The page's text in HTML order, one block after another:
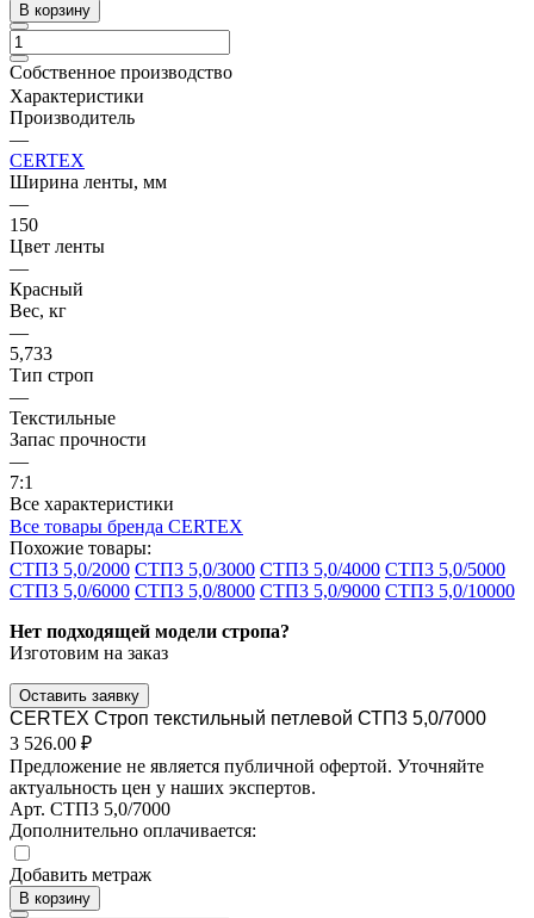
В корзину
Собственное производство
Характеристики
Производитель
—
CERTEX
Ширина ленты, мм
—
150
Цвет ленты
—
Красный
Вес, кг
—
5,733
Тип строп
—
Текстильные
Запас прочности
—
7:1
Все характеристики
Все товары бренда CERTEX
Похожие товары:
СТП3 5,0/2000 СТП3 5,0/3000 СТП3 5,0/4000 СТП3 5,0/5000
СТП3 5,0/6000 СТП3 5,0/8000 СТП3 5,0/9000 СТП3 5,0/10000
Нет подходящей модели стропа?
Изготовим на заказ
Оставить заявку
CERTEX Строп текстильный петлевой СТП3 5,0/7000
3 526.00 ₽
Предложение не является публичной офертой. Уточняйте
актуальность цен у наших экспертов.
Арт. СТП3 5,0/7000
Дополнительно оплачивается:
Добавить метраж
В корзину